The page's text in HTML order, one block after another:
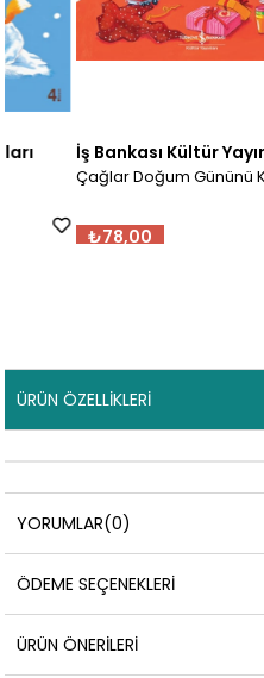
İş Bankası Kültür Yayınları
Çağlar Doğum Gününü Kutluyor
₺78,00
ÜRÜN ÖZELLIKLERI
YORUMLAR(0)
ÖDEME SEÇENEKLERI
ÜRÜN ÖNERILERI